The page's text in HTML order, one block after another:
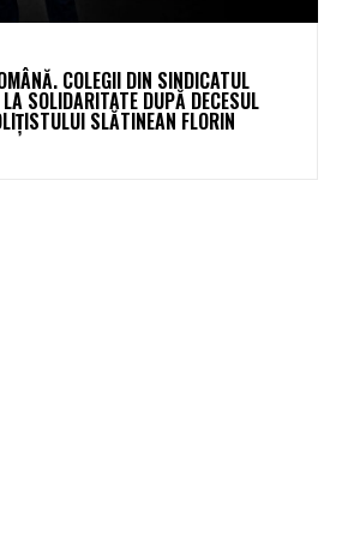
COLEGII DIN SINDICATUL
SOLIDARITATE DUPĂ DECESUL
SLĂTINEAN FLORIN